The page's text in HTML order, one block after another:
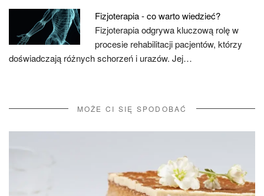
Fizjoterapia - co warto wiedzieć?
Fizjoterapia odgrywa kluczową rolę w
procesie rehabilitacji pacjentów, którzy
doświadczają różnych schorzeń i urazów. Jej…
MOŻE CI SIĘ SPODOBAĆ